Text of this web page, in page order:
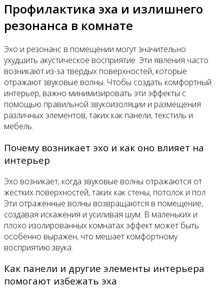
Профилактика эха и излишнего
резонанса в комнате
Эхо и резонанс в помещении могут значительно
ухудшить акустическое восприятие. Эти явления часто
возникают из-за твердых поверхностей, которые
отражают звуковые волны. Чтобы создать комфортный
интерьер, важно минимизировать эти эффекты с
помощью правильной звукоизоляции и размещения
различных элементов, таких как панели, текстиль и
мебель.
Почему возникает эхо и как оно влияет на
интерьер
Эхо возникает, когда звуковые волны отражаются от
жестких поверхностей, таких как стены, потолок и пол.
Эти отраженные волны возвращаются в помещение,
создавая искажения и усиливая шум. В маленьких и
плохо изолированных комнатах эффект может быть
особенно выражен, что мешает комфортному
восприятию звука.
Как панели и другие элементы интерьера
помогают избежать эха